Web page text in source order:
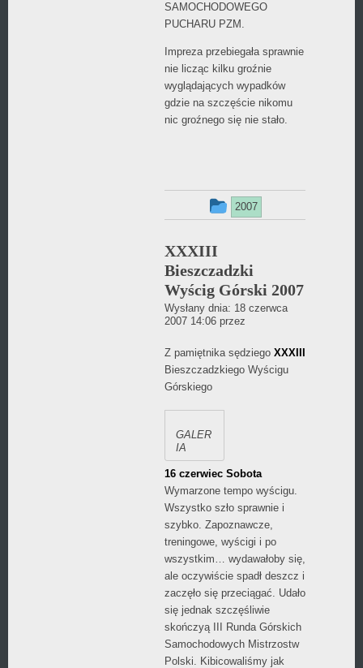
SAMOCHODOWEGO
PUCHARU PZM.
Impreza przebiegała sprawnie
nie licząc kilku groźnie
wyglądających wypadków
gdzie na szczęście nikomu
nic groźnego się nie stało.
Ten
dodany
w
2007
XXXIII
Bieszczadzki
Wyścig Górski 2007
Wysłany dnia: 18 czerwca
2007 14:06 przez
Z pamiętnika sędziego XXXIII
Bieszczadzkiego Wyścigu
Górskiego
GALER
IA
16 czerwiec Sobota
Wymarzone tempo wyścigu.
Wszystko szło sprawnie i
szybko. Zapoznawcze,
treningowe, wyścigi i po
wszystkim… wydawałoby się,
ale oczywiście spadł deszcz i
zaczęło się przeciągać. Udało
się jednak szczęśliwie
skończyą III Runda Górskich
Samochodowych Mistrzostw
Polski. Kibicowaliśmy jak